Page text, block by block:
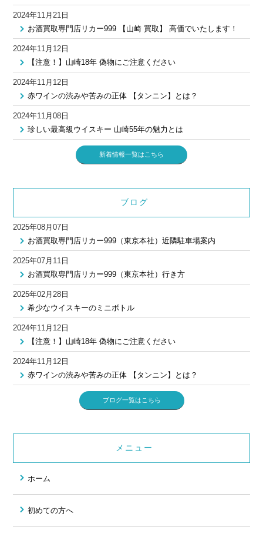
2024年11月21日
お酒買取専門店リカー999 【山崎 買取】 高価でいたします！
2024年11月12日
【注意！】山崎18年 偽物にご注意ください
2024年11月12日
赤ワインの渋みや苦みの正体 【タンニン】とは？
2024年11月08日
珍しい最高級ウイスキー 山崎55年の魅力とは
新着情報一覧はこちら
ブログ
2025年08月07日
お酒買取専門店リカー999（東京本社）近隣駐車場案内
2025年07月11日
お酒買取専門店リカー999（東京本社）行き方
2025年02月28日
希少なウイスキーのミニボトル
2024年11月12日
【注意！】山崎18年 偽物にご注意ください
2024年11月12日
赤ワインの渋みや苦みの正体 【タンニン】とは？
ブログ一覧はこちら
メニュー
ホーム
初めての方へ